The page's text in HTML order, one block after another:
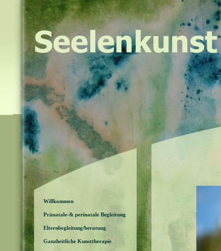
Willkommen
Pränatale-& perinatale Begleitung
Elternbegleitung/beratung
Ganzheitliche Kunsttherapie